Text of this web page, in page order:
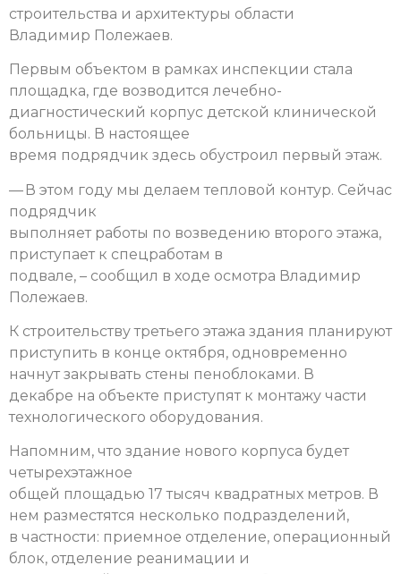
строительства и архитектуры области
Владимир Полежаев.
Первым объектом в рамках инспекции стала
площадка, где возводится лечебно-
диагностический корпус детской клинической
больницы. В настоящее
время подрядчик здесь обустроил первый этаж.
— В этом году мы делаем тепловой контур. Сейчас
подрядчик
выполняет работы по возведению второго этажа,
приступает к спецработам в
подвале, – сообщил в ходе осмотра Владимир
Полежаев.
К строительству третьего этажа здания планируют
приступить в конце октября, одновременно
начнут закрывать стены пеноблоками. В
декабре на объекте приступят к монтажу части
технологического оборудования.
Напомним, что здание нового корпуса будет
четырехэтажное
общей площадью 17 тысяч квадратных метров. В
нем разместятся несколько подразделений,
в частности: приемное отделение, операционный
блок, отделение реанимации и